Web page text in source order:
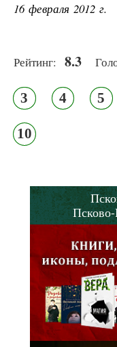
16 февраля 2012 г.
Рейтинг: 8.3
3 4 5
10